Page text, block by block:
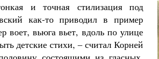
и точная стилизация под
как-то приводил в пример
воет, вьюга вьет, вдоль по улице
детские стихи, – считал Корней